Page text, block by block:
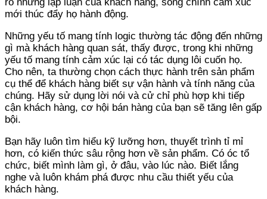
mới thúc đẩy họ hành động.
Những yếu tố mang tính logic thường tác động đến những
gì mà khách hàng quan sát, thấy được, trong khi những
yếu tố mang tính cảm xúc lại có tác dụng lôi cuốn họ.
Cho nên, ta thường chọn cách thực hành trên sản phẩm
cụ thể để khách hàng biết sự vận hành và tính năng của
chúng. Hãy sử dụng lời nói và cử chỉ phù hợp khi tiếp
cận khách hàng, cơ hội bán hàng của bạn sẽ tăng lên gấp
bội.
Bạn hãy luôn tìm hiểu kỹ lưỡng hơn, thuyết trình tỉ mỉ
hơn, có kiến thức sâu rộng hơn về sản phẩm. Có óc tổ
chức, biết mình làm gì, ở đâu, vào lúc nào. Biết lắng
nghe và luôn khám phá được nhu cầu thiết yếu của
khách hàng.